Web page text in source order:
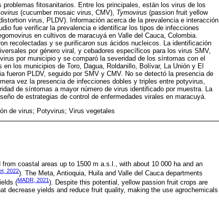
fitosanitarios. Entre los principales, están los virus de los
(cucumber mosaic virus, CMV), Tymovirus (passion fruit yellow
virus, PLDV). Información acerca de la prevalencia e interacción
fue verificar la prevalencia e identificar los tipos de infecciones
en cultivos de maracuyá en Valle del Cauca, Colombia.
recolectadas y se purificaron sus ácidos nucleicos. La identificación
por género viral, y cebadores específicos para los virus SMV,
por municipio y se comparó la severidad de los síntomas con el
los municipios de Toro, Dagua, Roldanillo, Bolívar, La Unión y El
fueron PLDV, seguido por SMV y CMV. No se detectó la presencia de
vez la presencia de infecciones dobles y triples entre potyvirus,
de síntomas a mayor número de virus identificado por muestra. La
de estrategias de control de enfermedades virales en maracuyá.
de virus; Potyvirus; Virus vegetales
coastal areas up to 1500 m a.s.l., with about 10 000 ha and an
2022). The Meta, Antioquia, Huila and Valle del Cauca departments
(MADR, 2021). Despite this potential, yellow passion fruit crops are
decrease yields and reduce fruit quality, making the use agrochemicals